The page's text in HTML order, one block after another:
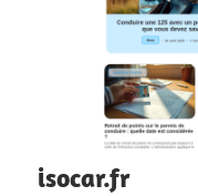
isocar.fr